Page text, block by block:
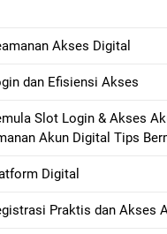
Akses Digital
dan Efisiensi Akses
Slot Login & Akses
Akun Digital Tips
Digital
Praktis dan Akses